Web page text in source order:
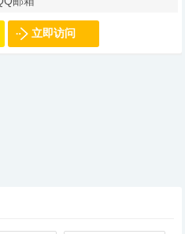
立即访问